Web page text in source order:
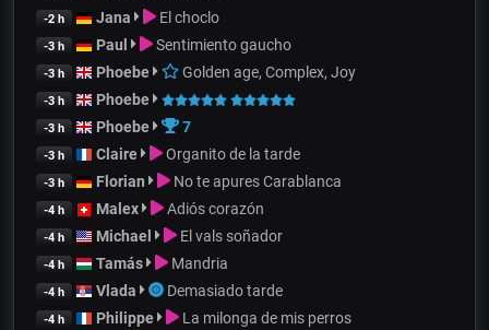
-2 h Jana El choclo
-3 h Paul Sentimiento gaucho
-3 h Phoebe Golden age, Complex, Joy
-3 h Phoebe
-3 h Phoebe 7
-3 h Claire Organito de la tarde
-3 h Florian No te apures Carablanca
-4 h Malex Adiós corazón
-4 h Michael El vals soñador
-4 h Tamás Mandria
-4 h Vlada Demasiado tarde
-4 h Philippe La milonga de mis perros